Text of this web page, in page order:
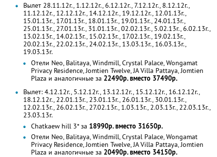
Вылет 28.11.12г., 1.12.12г., 6.12.12г., 7.12.12г., 8.12.12г.,
11.12.12г., 12.12.12г., 14.12.12г., 19.12.12г., 12.01.13г.,
15.01.13г., 17.01.13г., 18.01.13г., 19.01.13г., 24.01.13г.,
25.01.13г., 27.01.13г., 31.01.13г., 02.02.13г., 5.02.13г., 6.02.13г.,
13.02.13г., 14.02.13г., 15.02.13г., 17.02.13г., 19.02.13г.,
20.02.13г., 22.02.13г., 24.02.13г., 13.03.13г., 16.03.13г.,
19.03.13г.
Отели Neo, Balitaya, Windmill, Crystal Palace, Wongamat
Privacy Residence, Jomtien Twelve, JA Villa Pattaya, Jomtien
Plaza и аналогичные за 22490р. вместо 37490р.
Вылет: 4.12.12г., 5.12.12г., 13.12.12г., 15.12.12г., 16.12.12г.,
18.12.12г., 22.01.13г., 23.01.13г., 26.01.13г., 30.01.13г.,
12.02.13г., 26.02.13г., 27.02.13г., 1.03.13г., 2.03.13г., 22.03.13г.,
23.03.13г.
Chatkaew hill 3* за 18990р. вместо 31650р.
Отели Neo, Balitaya, Windmill, Crystal Palace, Wongamat
Privacy Residence, Jomtien Twelve, JA Villa Pattaya, Jomtien
Plaza и аналогичные за 20490р. вместо 34150р.